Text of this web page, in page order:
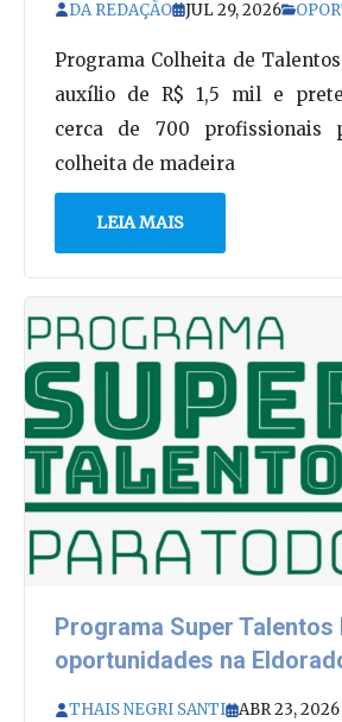
DA REDAÇÃO JUL 29, 2026
Programa Colheita de
auxílio de R$ 1,5 mil e
cerca de 700 profissionais
colheita de madeira
LEIA MAIS
Programa Super Talentos
oportunidades na
THAIS NEGRI SANTI
ABR 23, 2026